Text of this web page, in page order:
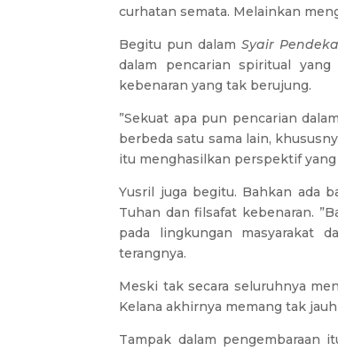
curhatan semata. Melainkan
Begitu pun dalamSyair
dalam pencarian spiritual
kebenaran yang tak berujung.
”Sekuat apa pun pencarian
berbeda satu sama lain,
itu menghasilkan perspektif
Yusril juga begitu. Bahkan ada
Tuhan dan filsafat kebenaran.
pada lingkungan masyarakat
terangnya.
Meski tak secara seluruhnya
Kelana akhirnya memang tak
Tampak dalam pengembaraan